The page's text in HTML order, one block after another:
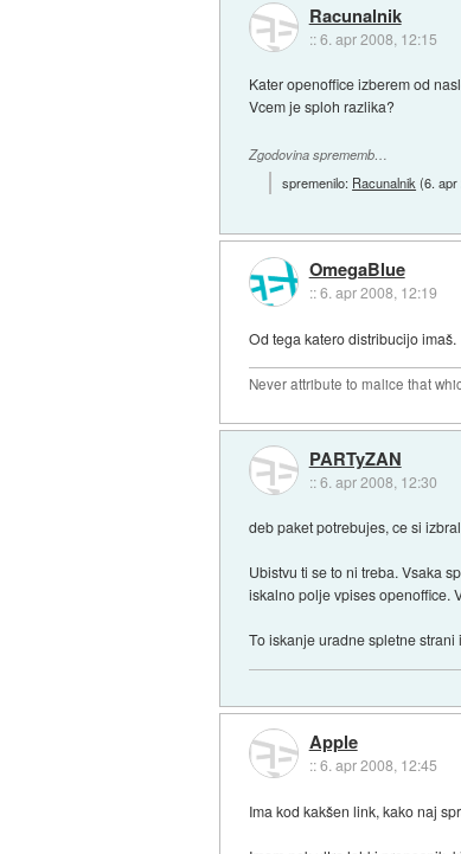
Racunalnik
::6. apr 2008, 12:15
Kater openoffice izberem od
Vcem je sploh razlika?
Zgodovina sprememb…
spremenilo: Racunalnik (6. apr
OmegaBlue
::6. apr 2008, 12:19
Od tega katero distribucijo imaš.
Never attribute to malice that
PARTyZAN
::6. apr 2008, 12:30
deb paket potrebujes, ce si
Ubistvu ti se to ni treba. Vsaka
iskalno polje vpises openoffice.
To iskanje uradne spletne
Apple
::6. apr 2008, 12:45
Ima kod kakšen link, kako naj